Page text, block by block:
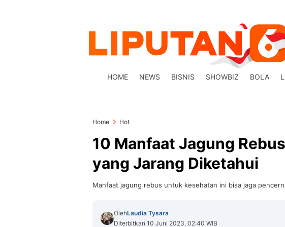
HOME NEWS BISNIS SHOWBIZ BOLA
Home Hot
10 Manfaat Jagung
yang Jarang Diketahui
Manfaat jagung rebus untuk kesehatan ini bisa jaga
OlehLaudia Tysara
Diterbitkan 10 Juni 2023, 02:40 WIB